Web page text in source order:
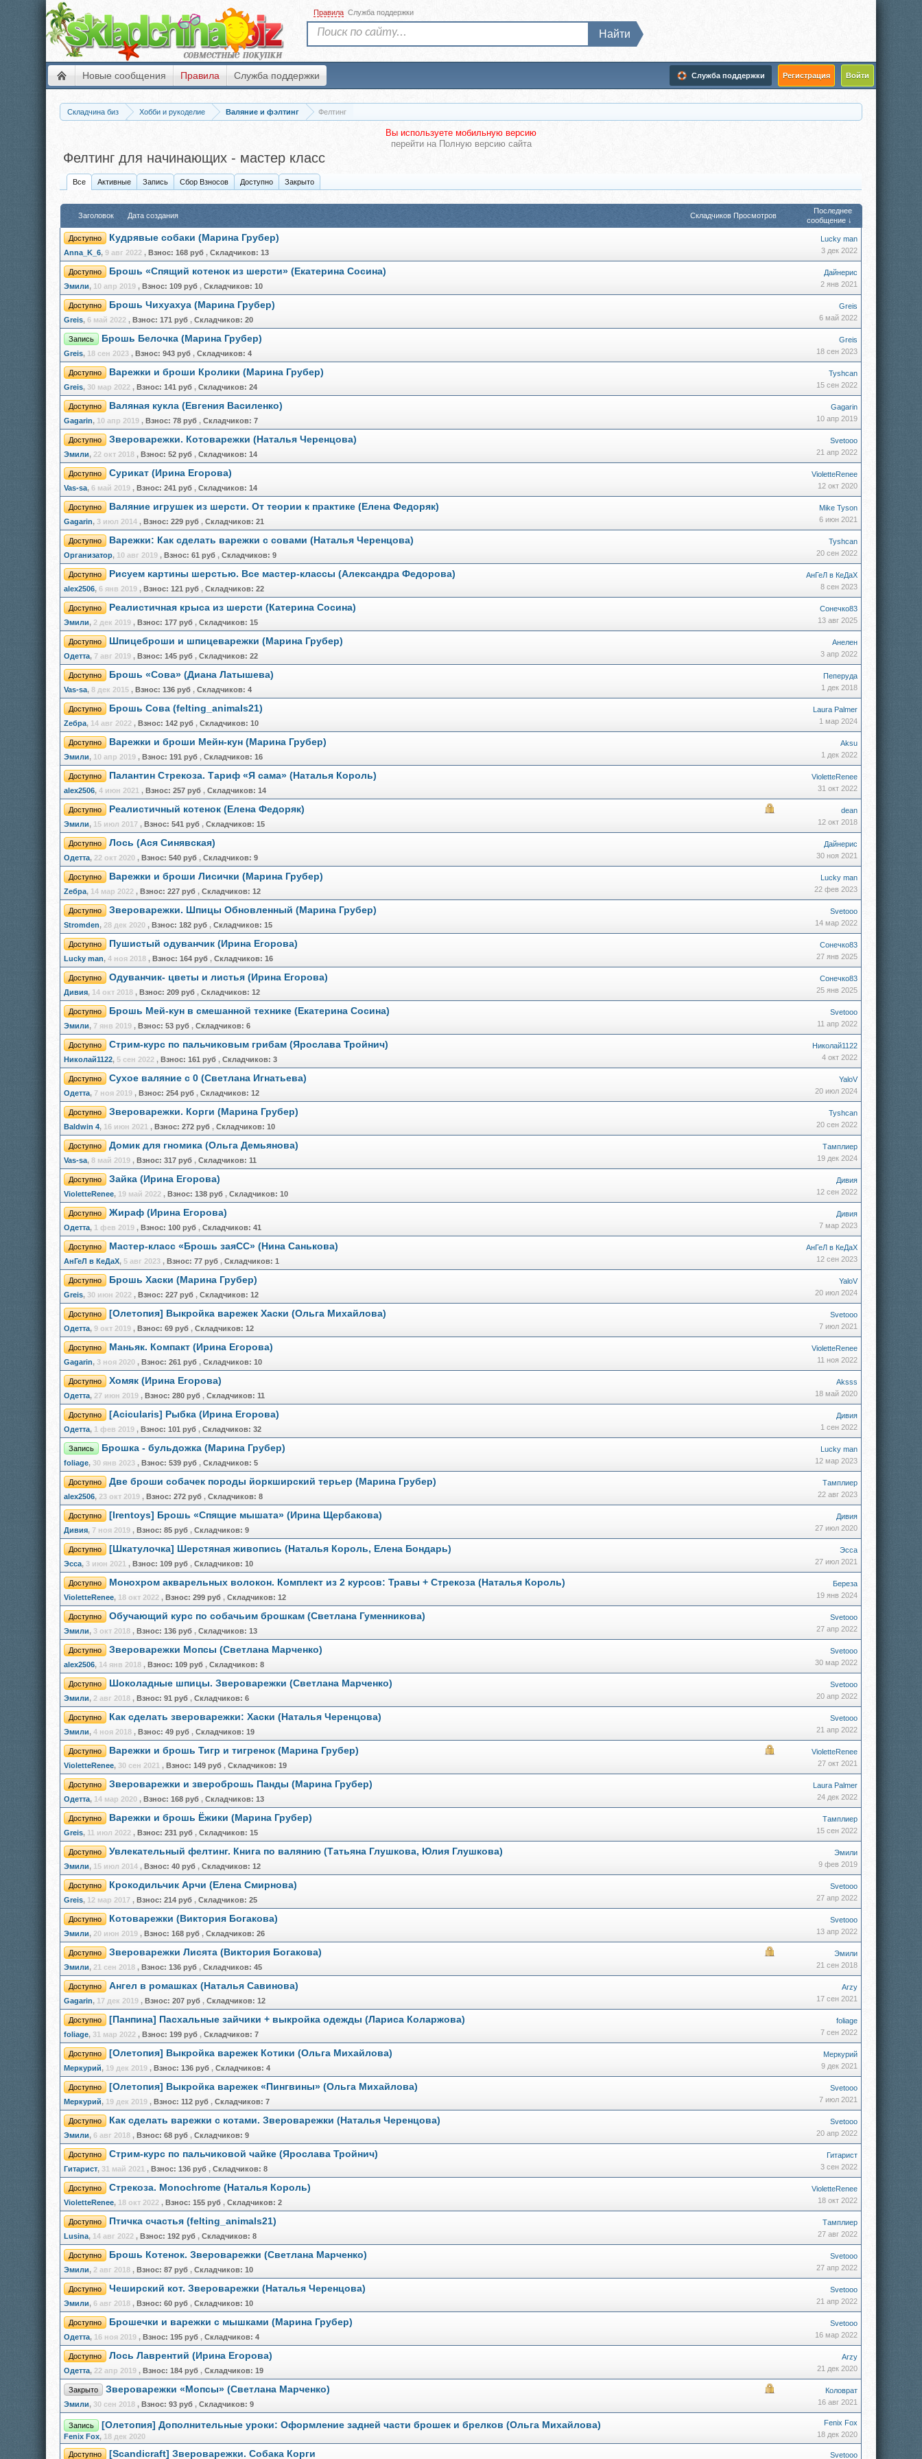
Новые сообщения Правила Служба поддержки Регистрация Войти
Служба поддержки
Правила Служба поддержки
Найти
Складчина биз Хобби и рукоделие Валяние и фэлтинг Фелтинг
Вы используете мобильную версию
перейти на Полную версию сайта
Фелтинг для начинающих - мастер класс
Все Активные Запись Сбор Взносов Доступно Закрыто
Заголовок Дата создания Складчиков Просмотров
Последнее
сообщение ↓
Доступно Кудрявые собаки (Марина Грубер)
Anna_K_6,9 авг 2022 ,Взнос: 168 руб ,Складчиков: 13
Lucky man
3 дек 2022
Доступно Брошь «Спящий котенок из шерсти» (Екатерина Сосина)
Эмили, 10 апр 2019 ,Взнос: 109 руб ,Складчиков: 10
Дайнерис
2 янв 2021
Доступно Брошь Чихуахуа (Марина Грубер)
Greis,6 май 2022 ,Взнос: 171 руб ,Складчиков: 20
Greis
6 май 2022
Запись Брошь Белочка (Марина Грубер)
Greis, 18 сен 2023 ,Взнос: 943 руб ,Складчиков: 4
Greis
18 сен 2023
Доступно Варежки и броши Кролики (Марина Грубер)
Greis,30 мар 2022 ,Взнос: 141 руб ,Складчиков: 24
Tyshcan
15 сен 2022
Доступно Валяная кукла (Евгения Василенко)
Gagarin, 10 апр 2019 ,Взнос: 78 руб ,Складчиков: 7
Gagarin
10 апр 2019
Доступно Звероварежки. Котоварежки (Наталья Черенцова)
Эмили, 22 окт 2018 ,Взнос: 52 руб ,Складчиков: 14
Svetooo
21 апр 2022
Доступно Сурикат (Ирина Егорова)
Vas-sa,6 май 2019 ,Взнос: 241 руб ,Складчиков: 14
VioletteRenee
12 окт 2020
Доступно Валяние игрушек из шерсти. От теории к практике (Елена Федоряк)
Gagarin,3 июл 2014 ,Взнос: 229 руб ,Складчиков: 21
Mike Tyson
6 июн 2021
Доступно Варежки: Как сделать варежки с совами (Наталья Черенцова)
Организатор, 10 авг 2019 ,Взнос: 61 руб ,Складчиков: 9
Tyshcan
20 сен 2022
Доступно Рисуем картины шерстью. Все мастер-классы (Александра Федорова)
alex2506,6 янв 2019 ,Взнос: 121 руб ,Складчиков: 22
АнГеЛ в КеДаХ
8 сен 2023
Доступно Реалистичная крыса из шерсти (Катерина Сосина)
Эмили, 2 дек 2019 ,Взнос: 177 руб ,Складчиков: 15
Сонечко83
13 авг 2025
Доступно Шпицеброши и шпицеварежки (Марина Грубер)
Одетта,7 авг 2019 ,Взнос: 145 руб ,Складчиков: 22
Анелен
3 апр 2022
Доступно Брошь «Сова» (Диана Латышева)
Vas-sa,8 дек 2015 ,Взнос: 136 руб ,Складчиков: 4
Пеперуда
1 дек 2018
Доступно Брошь Сова (felting_animals21)
Zебра, 14 авг 2022 ,Взнос: 142 руб ,Складчиков: 10
Laura Palmer
1 мар 2024
Доступно Варежки и броши Мейн-кун (Марина Грубер)
Эмили, 10 апр 2019 ,Взнос: 191 руб ,Складчиков: 16
Aksu
1 дек 2022
Доступно Палантин Стрекоза. Тариф «Я сама» (Наталья Король)
alex2506,4 июн 2021 ,Взнос: 257 руб ,Складчиков: 14
VioletteRenee
31 окт 2022
Доступно Реалистичный котенок (Елена Федоряк)
Эмили, 15 июл 2017 ,Взнос: 541 руб ,Складчиков: 15
dean
12 окт 2018
Доступно Лось (Ася Синявская)
Одетта, 22 окт 2020 ,Взнос: 540 руб ,Складчиков: 9
Дайнерис
30 ноя 2021
Доступно Варежки и броши Лисички (Марина Грубер)
Zебра, 14 мар 2022 ,Взнос: 227 руб ,Складчиков: 12
Lucky man
22 фев 2023
Доступно Звероварежки. Шпицы Обновленный (Марина Грубер)
Stromden, 28 дек 2020 ,Взнос: 182 руб ,Складчиков: 15
Svetooo
14 мар 2022
Доступно Пушистый одуванчик (Иpина Егopова)
Lucky man,4 ноя 2018 ,Взнос: 164 руб ,Складчиков: 16
Сонечко83
27 янв 2025
Доступно Одуванчик- цветы и листья (Ирина Егорова)
Дивия, 14 окт 2018 ,Взнос: 209 руб ,Складчиков: 12
Сонечко83
25 янв 2025
Доступно Брошь Мей-кун в смешанной технике (Екатерина Сосина)
Эмили,7 янв 2019 ,Взнос: 53 руб ,Складчиков: 6
Svetooo
11 апр 2022
Доступно Стрим-курс по пальчиковым грибам (Ярослава Тройнич)
Николай1122, 5 сен 2022 ,Взнос: 161 руб ,Складчиков: 3
Николай1122
4 окт 2022
Доступно Сухое валяние с 0 (Светлана Игнатьева)
Одетта,7 ноя 2019 ,Взнос: 254 руб ,Складчиков: 12
YaloV
20 июл 2024
Доступно Звероварежки. Корги (Марина Грубер)
Baldwin 4, 16 июн 2021 ,Взнос: 272 руб ,Складчиков: 10
Tyshcan
20 сен 2022
Доступно Домик для гномика (Ольга Демьянова)
Vas-sa,8 май 2019 ,Взнос: 317 руб ,Складчиков: 11
Тамплиер
19 дек 2024
Доступно Зайка (Ирина Егорова)
VioletteRenee, 19 май 2022 ,Взнос: 138 руб ,Складчиков: 10
Дивия
12 сен 2022
Доступно Жираф (Ирина Егорова)
Одетта, 1 фев 2019 ,Взнос: 100 руб ,Складчиков: 41
Дивия
7 мар 2023
Доступно Мастер-класс «Брошь заяСС» (Нина Санькова)
АнГеЛ в КеДаХ, 5 авг 2023 ,Взнос: 77 руб ,Складчиков: 1
АнГеЛ в КеДаХ
12 сен 2023
Доступно Брошь Хаски (Марина Грубер)
Greis,30 июн 2022 ,Взнос: 227 руб ,Складчиков: 12
YaloV
20 июл 2024
Доступно [Олетопия] Выкройка варежек Хаски (Ольга Михайлова)
Одетта,9 окт 2019 ,Взнос: 69 руб ,Складчиков: 12
Svetooo
7 июл 2021
Доступно Маньяк. Компакт (Ирина Егорова)
Gagarin,3 ноя 2020 ,Взнос: 261 руб ,Складчиков: 10
VioletteRenee
11 ноя 2022
Доступно Хомяк (Ирина Егорова)
Одетта, 27 июн 2019 ,Взнос: 280 руб ,Складчиков: 11
Aksss
18 май 2020
Доступно [Acicularis] Рыбка (Ирина Егорова)
Одетта, 1 фев 2019 ,Взнос: 101 руб ,Складчиков: 32
Дивия
1 сен 2022
Запись Брошка - бульдожка (Марина Грубер)
foliage,30 янв 2023 ,Взнос: 539 руб ,Складчиков: 5
Lucky man
12 мар 2023
Доступно Две броши собачек породы йоркширский терьер (Марина Грубер)
alex2506, 23 окт 2019 ,Взнос: 272 руб ,Складчиков: 8
Тамплиер
22 авг 2023
Доступно [Irentoys] Брошь «Спящие мышата» (Ирина Щербакова)
Дивия,7 ноя 2019 ,Взнос: 85 руб ,Складчиков: 9
Дивия
27 июл 2020
Доступно [Шкатулочка] Шерстяная живопись (Наталья Король, Елена Бондарь)
Эсса,3 июн 2021 ,Взнос: 109 руб ,Складчиков: 10
Эсса
27 июл 2021
Доступно Монохром акварельных волокон. Комплект из 2 курсов: Травы + Стрекоза (Наталья Король)
VioletteRenee, 18 окт 2022 ,Взнос: 299 руб ,Складчиков: 12
Береза
19 янв 2024
Доступно Обучающий курс по собачьим брошкам (Светлана Гуменникова)
Эмили,3 окт 2018 ,Взнос: 136 руб ,Складчиков: 13
Svetooo
27 апр 2022
Доступно Звероварежки Мопсы (Светлана Марченко)
alex2506, 14 янв 2018 ,Взнос: 109 руб ,Складчиков: 8
Svetooo
30 мар 2022
Доступно Шоколадные шпицы. Звероварежки (Светлана Марченко)
Эмили, 2 авг 2018 ,Взнос: 91 руб ,Складчиков: 6
Svetooo
20 апр 2022
Доступно Как сделать звероварежки: Хаски (Наталья Черенцова)
Эмили,4 ноя 2018 ,Взнос: 49 руб ,Складчиков: 19
Svetooo
21 апр 2022
Доступно Варежки и брошь Тигр и тигренок (Марина Грубер)
VioletteRenee,30 сен 2021 ,Взнос: 149 руб ,Складчиков: 19
VioletteRenee
27 окт 2021
Доступно Звероварежки и звероброшь Панды (Марина Грубер)
Одетта, 14 мар 2020 ,Взнос: 168 руб ,Складчиков: 13
Laura Palmer
24 дек 2022
Доступно Варежки и брошь Ёжики (Марина Грубер)
Greis, 11 июл 2022 ,Взнос: 231 руб ,Складчиков: 15
Тамплиер
15 сен 2022
Доступно Увлекательный фелтинг. Книга по валянию (Татьяна Глушкова, Юлия Глушкова)
Эмили, 15 июл 2014 ,Взнос: 40 руб ,Складчиков: 12
Эмили
9 фев 2019
Доступно Крокодильчик Арчи (Елена Смирнова)
Greis, 12 мар 2017 ,Взнос: 214 руб ,Складчиков: 25
Svetooo
27 апр 2022
Доступно Котоварежки (Виктория Богакова)
Эмили, 20 июн 2019 ,Взнос: 168 руб ,Складчиков: 26
Svetooo
13 апр 2022
Доступно Звероварежки Лисята (Виктория Богакова)
Эмили, 21 сен 2018 ,Взнос: 136 руб ,Складчиков: 45
Эмили
21 сен 2018
Доступно Ангел в ромашках (Наталья Савинова)
Gagarin, 17 дек 2019 ,Взнос: 207 руб ,Складчиков: 12
Arzy
17 сен 2021
Доступно [Панпина] Пасхальные зайчики + выкройка одежды (Лариса Коларжова)
foliage,31 мар 2022 ,Взнос: 199 руб ,Складчиков: 7
foliage
7 сен 2022
Доступно [Олетопия] Выкройка варежек Котики (Ольга Михайлова)
Меркурий, 19 дек 2019 ,Взнос: 136 руб ,Складчиков: 4
Меркурий
9 дек 2021
Доступно [Олетопия] Выкройка варежек «Пингвины» (Ольга Михайлова)
Меркурий, 19 дек 2019 ,Взнос: 112 руб ,Складчиков: 7
Svetooo
7 июл 2021
Доступно Как сделать варежки с котами. Звероварежки (Наталья Черенцова)
Эмили,6 авг 2018 ,Взнос: 68 руб ,Складчиков: 9
Svetooo
20 апр 2022
Доступно Стрим-курс по пальчиковой чайке (Ярослава Тройнич)
Гитарист,31 май 2021 ,Взнос: 136 руб ,Складчиков: 8
Гитарист
3 сен 2022
Доступно Стрекоза. Monochrome (Наталья Король)
VioletteRenee, 18 окт 2022 ,Взнос: 155 руб ,Складчиков: 2
VioletteRenee
18 окт 2022
Доступно Птичка счастья (felting_animals21)
Lusina, 14 авг 2022 ,Взнос: 192 руб ,Складчиков: 8
Тамплиер
27 авг 2022
Доступно Брошь Котенок. Звероварежки (Светлана Марченко)
Эмили, 2 авг 2018 ,Взнос: 87 руб ,Складчиков: 10
Svetooo
27 апр 2022
Доступно Чеширский кот. Звероварежки (Наталья Черенцова)
Эмили,6 авг 2018 ,Взнос: 60 руб ,Складчиков: 10
Svetooo
21 апр 2022
Доступно Брошечки и варежки с мышками (Марина Грубер)
Одетта, 16 ноя 2019 ,Взнос: 195 руб ,Складчиков: 4
Svetooo
16 мар 2022
Доступно Лось Лаврентий (Ирина Егорова)
Одетта, 22 апр 2019 ,Взнос: 184 руб ,Складчиков: 19
Arzy
21 дек 2020
Закрыто Звероварежки «Мопсы» (Светлана Марченко)
Эмили,30 сен 2018 ,Взнос: 93 руб ,Складчиков: 9
Коловрат
16 авг 2021
Запись [Олетопия] Дополнительные уроки: Оформление задней части брошек и брелков (Ольга Михайлова)
Fenix Fox, 18 дек 2020
Fenix Fox
18 дек 2020
Доступно [Scandicraft] Звероварежки. Собака Корги Svetooo